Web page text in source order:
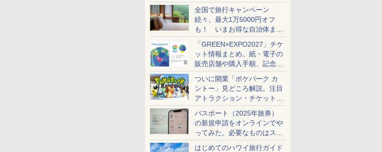
ど大型イベント目白押し！
全国で旅行キャンペーン
続々、最大1万5000円オフ
も！ いまお得な自治体まと
め
「GREEN×EXPO2027」チケ
ット情報まとめ。紙・電子の
販売店舗や購入手順、記念チ
ケットも解説
ついに開業「ポケパーク カ
ントー」見どころ解説。注目
アトラクション・チケット手
配・来場前に必要な準備は？
パスポート（2025年旅券）
の新規申請をオンラインでや
ってみた。必要なものはスマ
ホとマイナカードのみ
はじめてのハワイ旅行ガイド